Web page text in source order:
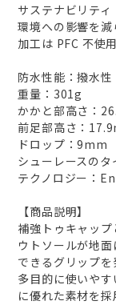
サステナビリテ
環境への影響を
加工は PFC 不使用
防水性能：撥水性
重量：301g
かかと部高さ：
前足部高さ：
ドロップ：9mm
シューレースの
テクノロジー：
【商品説明】
補強トゥキャッ
ウトソールが地
できるグリップ
多目的に使いや
に優れた素材を採